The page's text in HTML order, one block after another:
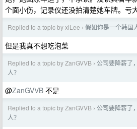
个面小伤，记录仪还没拍清楚她车牌。亏
Replied to a topic by xlLee › 假如你是一个韩国
但是我真不想吃泡菜
Replied to a topic by ZanGVVB › 公司要降薪了
人？
@ZanGVVB 不是
Replied to a topic by ZanGVVB › 公司要降薪了
人？